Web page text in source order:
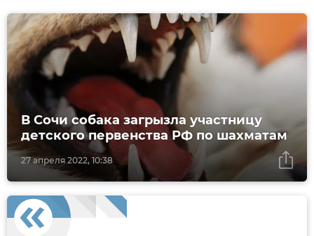
27 апреля 2022, 10:38
В Сочи собака загрызла участницу
детского первенства РФ по шахматам